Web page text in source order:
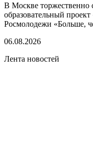
В Москве торжественно
образовательный
Росмолодежи «Больше,
06.08.2026
Лента новостей